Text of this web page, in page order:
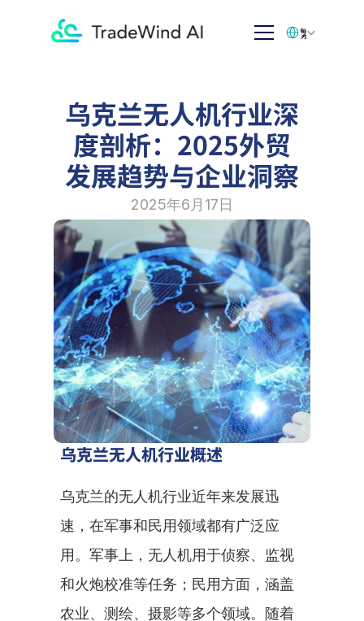
乌克兰无人机行业深
度剖析：2025外贸
发展趋势与企业洞察
2025年6月17日
乌克兰无人机行业概述
乌克兰的无人机行业近年来发展迅
速，在军事和民用领域都有广泛应
用。军事上，无人机用于侦察、监视
和火炮校准等任务；民用方面，涵盖
农业、测绘、摄影等多个领域。随着
繁体中文